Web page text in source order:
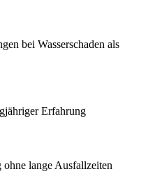
bei Wasserschaden als
Erfahrung
lange Ausfallzeiten